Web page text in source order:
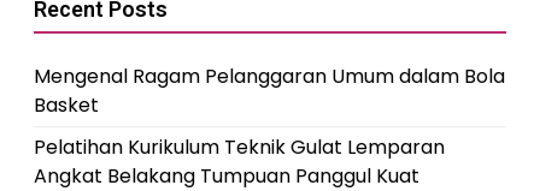
Recent Posts
Mengenal Ragam Pelanggaran Umum dalam Bola
Basket
Pelatihan Kurikulum Teknik Gulat Lemparan
Angkat Belakang Tumpuan Panggul Kuat